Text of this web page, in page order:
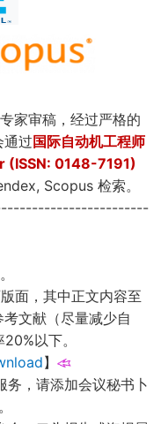
家审稿，经过严格的
通过国际自动机工程师
(ISSN: 0148-7191)
Scopus 检索。
面，其中正文内容至
文献（尽量减少自
以下。
】
务，请添加会议秘书卜